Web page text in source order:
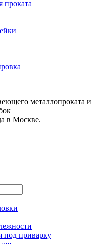
проката
металлопроката и
в Москве.
под приварку